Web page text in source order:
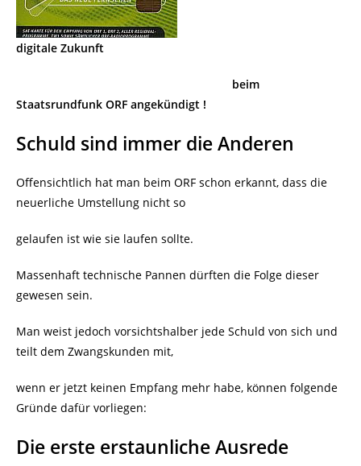
digitale Zukunft
beim
Staatsrundfunk ORF angekündigt !
Schuld sind immer die Anderen
Offensichtlich hat man beim ORF schon erkannt, dass die
neuerliche Umstellung nicht so
gelaufen ist wie sie laufen sollte.
Massenhaft technische Pannen dürften die Folge dieser
gewesen sein.
Man weist jedoch vorsichtshalber jede Schuld von sich und
teilt dem Zwangskunden mit,
wenn er jetzt keinen Empfang mehr habe, können folgende
Gründe dafür vorliegen:
Die erste erstaunliche Ausrede